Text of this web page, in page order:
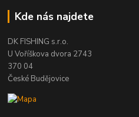
Kde nás najdete
DK FISHING s.r.o.
U Voříškova dvora 2743
370 04
České Budějovice